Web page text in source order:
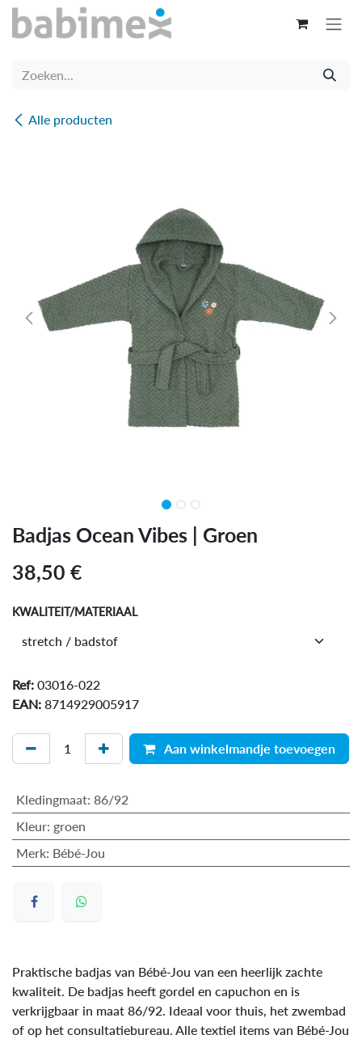
Overslaan naar inhoud
Alle producten
Badjas Ocean Vibes | Groen
38,50 €
KWALITEIT/MATERIAAL
Ref: 03016-022
EAN: 8714929005917
Aan winkelmandje toevoegen
Kledingmaat: 86/92
Kleur: groen
Merk: Bébé-Jou
Praktische badjas van Bébé-Jou van een heerlijk zachte
kwaliteit. De badjas heeft gordel en capuchon en is
verkrijgbaar in maat 86/92. Ideaal voor thuis, het zwembad
of op het consultatiebureau. Alle textiel items van Bébé-Jou